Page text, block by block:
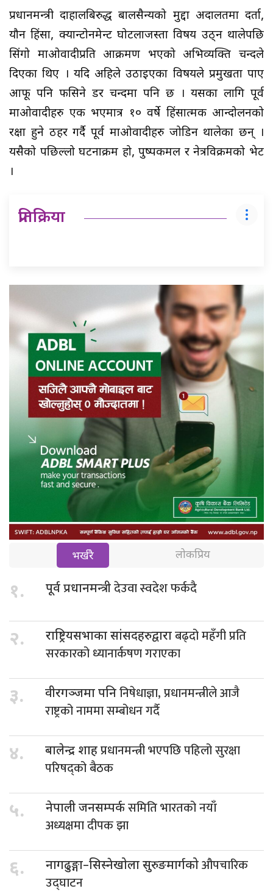
प्रधानमन्त्री दाहालबिरुद्ध बालसैन्यको मुद्दा अदालतमा दर्ता,
यौन हिंसा, क्यान्टोनमेन्ट घोटलाजस्ता विषय उठ्न थालेपछि
सिंगो माओवादीप्रति आक्रमण भएको अभिव्यक्ति चन्दले
दिएका थिए । यदि अहिले उठाइएका विषयले प्रमुखता पाए
आफू पनि फसिने डर चन्दमा पनि छ । यसका लागि पूर्व
माओवादीहरु एक भएमात्र १० वर्षे हिंसात्मक आन्दोलनको
रक्षा हुने ठहर गर्दै पूर्व माओवादीहरु जोडिन थालेका छन् ।
यसैको पछिल्लो घटनाक्रम हो, पुष्पकमल र नेत्रविक्रमको भेट
।
प्रतिक्रिया
भर्खरै लोकप्रिय
१. पूर्व प्रधानमन्त्रीदेउवा स्वदेश फर्कदै
२. राष्ट्रियसभाका सांसदहरुद्वाराबढ्दो महँगी प्रति
सरकारको ध्यानार्कषण गराएका
३. वीरगञ्जमा पनिनिषेधाज्ञा, प्रधानमन्त्रीले आजै
राष्ट्रको नाममा सम्बोधन गर्दै
४. बालेन्द्र शाहप्रधानमन्त्री भएपछि पहिलो सुरक्षा
परिषद्को बैठक
५. नेपाली जनसम्पर्कसमिति भारतको नयाँ
अध्यक्षमा दीपक झा
६. नागढुङ्गा–सिस्नेखोला सुरुङमार्गकोऔपचारिक
उद्घाटन